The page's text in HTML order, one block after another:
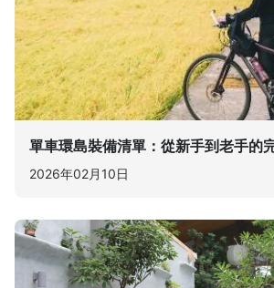
單車環島裝備清單：從新手到老手的
2026年02月10日